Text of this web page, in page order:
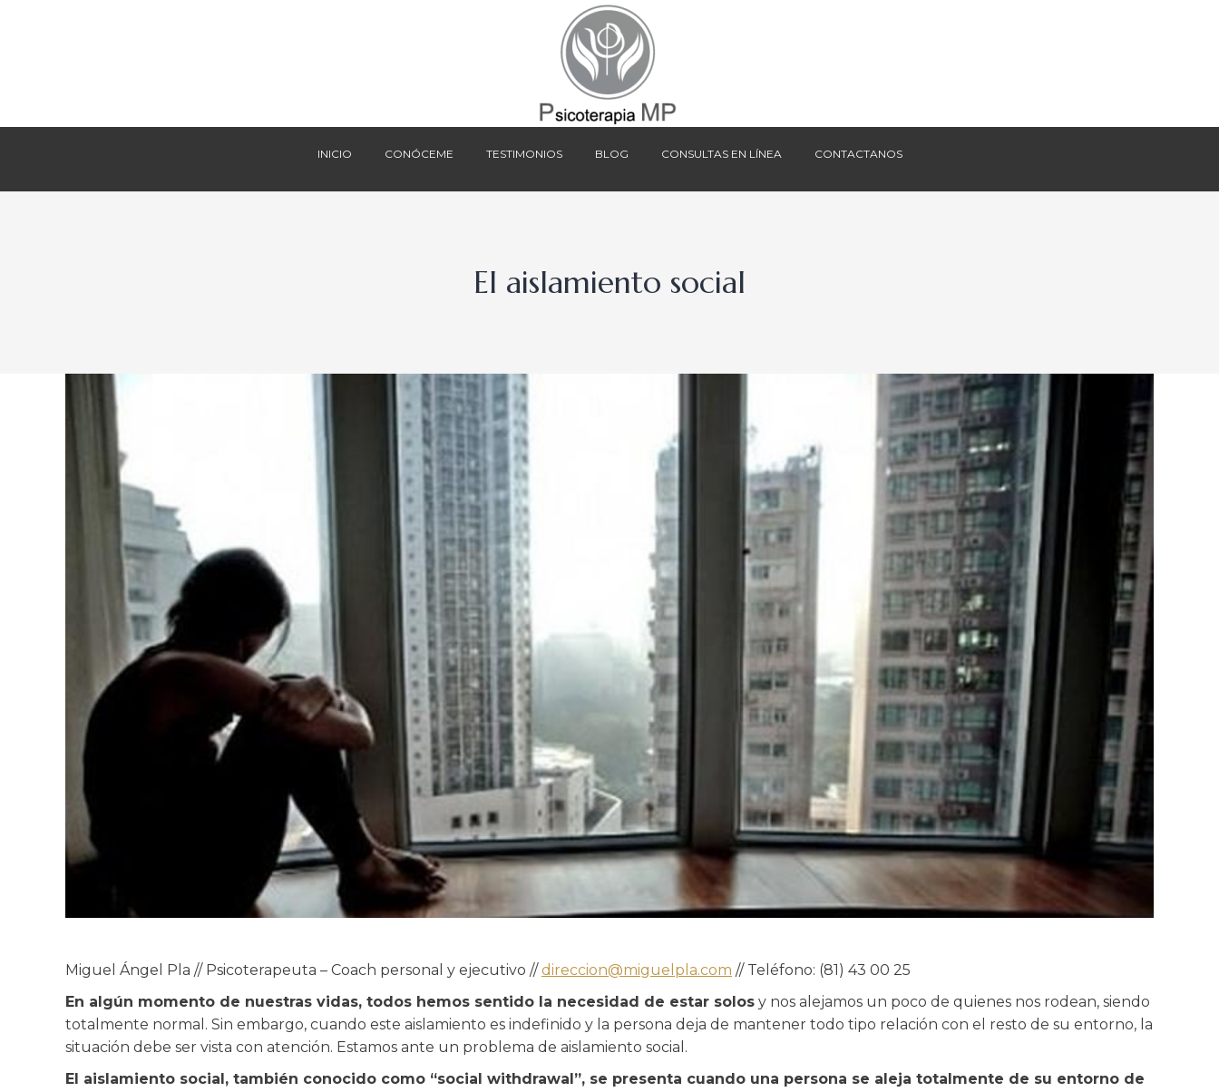
INICIO CONÓCEME TESTIMONIOS BLOG CONSULTAS EN LÍNEA CONTACTANOS
El aislamiento social
Miguel Ángel Pla // Psicoterapeuta – Coach personal y ejecutivo //direccion@miguelpla.com // Teléfono: (81) 43 00 25
En algún momento de nuestras vidas, todos hemos sentido la necesidad de estar solos y nos alejamos un poco de quienes nos rodean, siendo
totalmente normal. Sin embargo, cuando este aislamiento es indefinido y la persona deja de mantener todo tipo relación con el resto de su entorno, la
situación debe ser vista con atención. Estamos ante un problema de aislamiento social.
El aislamiento social, también conocido como “social withdrawal”, se presenta cuando una persona se aleja totalmente de su entorno de
BLOG